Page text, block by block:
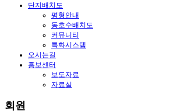
단지배치도
평형안내
동호수배치도
커뮤니티
특화시스템
오시는길
홍보센터
보도자료
자료실
회원